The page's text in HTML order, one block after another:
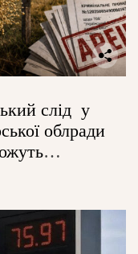
слід у
облради